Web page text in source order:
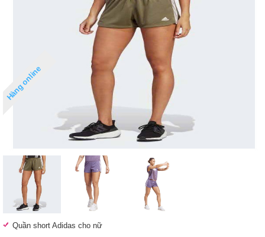
Hàng online
Quần short Adidas cho nữ